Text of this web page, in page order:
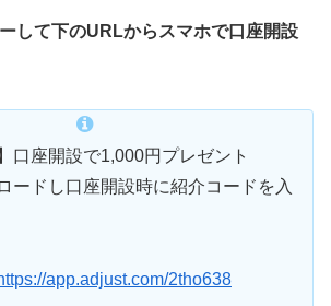
して下のURLからスマホで口座開設
口座開設で1,000円プレゼント
ードし口座開設時に紹介コードを入
app.adjust.com/2tho638